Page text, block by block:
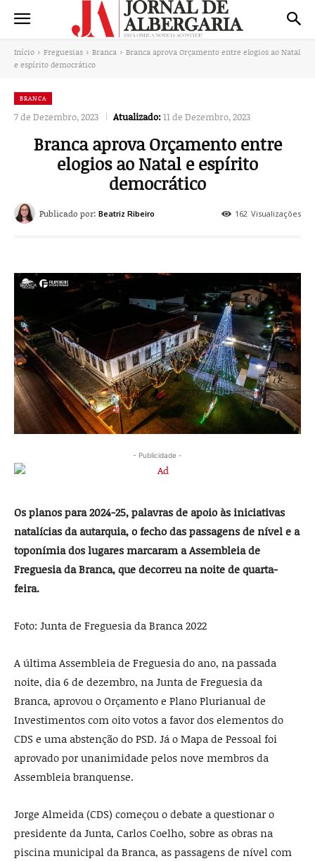
Início Freguesias Branca
Branca aprova Orçamento entre elogios ao Natal
e espírito democrático
BRANCA
7 de Dezembro, 2023 Atualizado:11 de Dezembro, 2023
Branca aprova Orçamento entre
elogios ao Natal e espírito
democrático
162 Visualizações
Publicado por: Beatriz Ribeiro
- Publicidade -
Os planos para 2024-25, palavras de apoio às iniciativas
natalícias da autarquia, o fecho das passagens de nível e a
toponímia dos lugares marcaram a Assembleia de
Freguesia da Branca, que decorreu na noite de quarta-
feira.
Foto: Junta de Freguesia da Branca 2022
A última Assembleia de Freguesia do ano, na passada
noite, dia 6 de dezembro, na Junta de Freguesia da
Branca, aprovou o Orçamento e Plano Plurianual de
Investimentos com oito votos a favor dos elementos do
CDS e uma abstenção do PSD. Já o Mapa de Pessoal foi
aprovado por unanimidade pelos nove membros da
Assembleia branquense.
Jorge Almeida (CDS) começou o debate a questionar o
presidente da Junta, Carlos Coelho, sobre as obras na
piscina municipal da Branca, as passagens de nível com